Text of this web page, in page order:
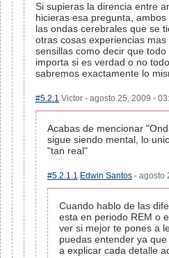
Si supieras la direncia entre
hicieras esa pregunta,
las ondas cerebrales que se
otras cosas experiencias
sensillas como decir que
importa si es verdad o no
sabremos exactamente lo
#5.2.1 Victor - agosto 25, 2009 -
Acabas de mencionar
sigue siendo mental, lo
"tan real"
#5.2.1.1 Edwin Santos - agosto
Cuando hablo de las
esta en periodo REM o
ver si mejor te pones a
puedas entender ya
a explicar cada detalle